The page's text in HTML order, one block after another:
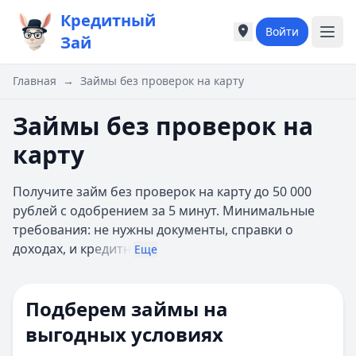
Кредитный
Зай
Города России
Москва
Казань
Б
Барнаул
Белгород
Города России
Москва
Казань
Б
Барнаул
Белгород
Войти
Главная → Займы без проверок на карту
Займы без проверок на
карту
Получите займ без проверок на карту до 50 000
рублей с одобрением за 5 минут. Минимальные
требования: не нужны документы, справки о
доходах, и кредитн Еще
Подберем займы на
выгодных условиях